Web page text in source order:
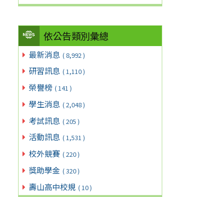
依公告類別彙總
最新消息 ( 8,992 )
研習訊息 ( 1,110 )
榮譽榜 ( 141 )
學生消息 ( 2,048 )
考試訊息 ( 205 )
活動訊息 ( 1,531 )
校外競賽 ( 220 )
獎助學金 ( 320 )
壽山高中校規 ( 10 )